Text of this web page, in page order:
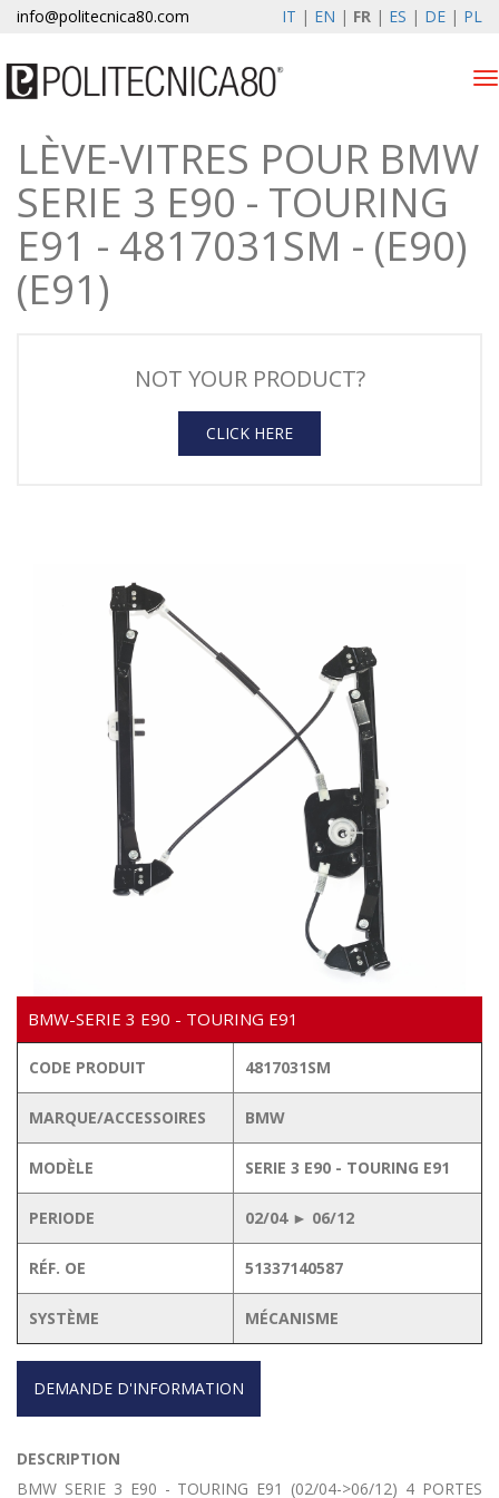
info@politecnica80.com IT | EN | FR | ES | DE | PL
lunedì 10 agosto 2026
Lève-vitres électriques
Enregistrement de la
News
Contacts
LÈVE-VITRES POUR BMW
SERIE 3 E90 - TOURING
E91 - 4817031SM - (E90)
(E91)
NOT YOUR PRODUCT?
CLICK HERE
BMW-SERIE 3 E90 - TOURING E91
CODE PRODUIT 4817031SM
MARQUE/ACCESSOIRES BMW
MODÈLE SERIE 3 E90 - TOURING E91
PERIODE 02/04 ► 06/12
RÉF. OE 51337140587
SYSTÈME MÉCANISME
DEMANDE D'INFORMATION
DESCRIPTION
BMW SERIE 3 E90 - TOURING E91 (02/04->06/12) 4 PORTES